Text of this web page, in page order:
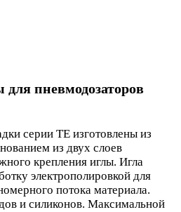
пневмодозаторов
серии TE изготовлены из
из двух слоев
крепления иглы. Игла
электрополировкой для
потока материала.
и силиконов. Максимальной